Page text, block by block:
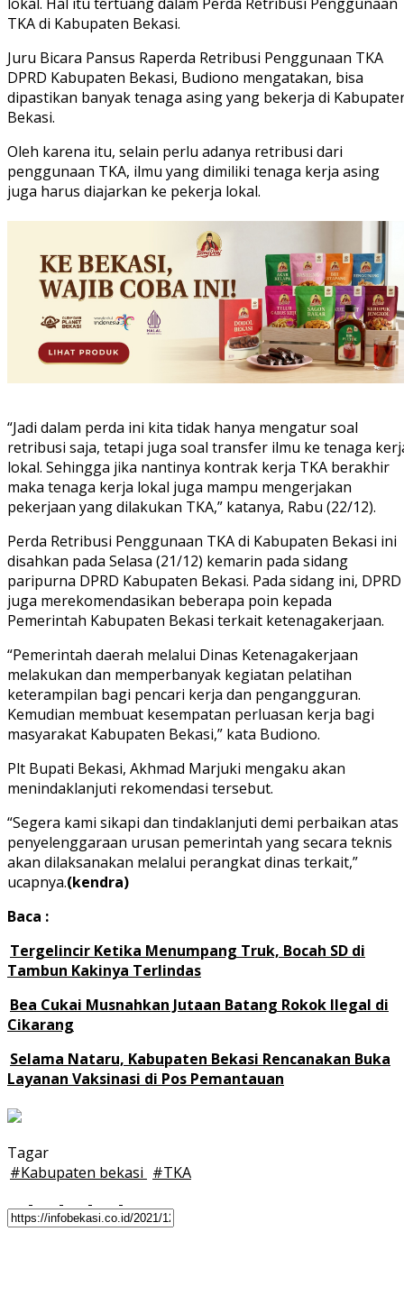
lokal. Hal itu tertuang dalam Perda Retribusi Penggunaan
TKA di Kabupaten Bekasi.
Juru Bicara Pansus Raperda Retribusi Penggunaan TKA
DPRD Kabupaten Bekasi, Budiono mengatakan, bisa
dipastikan banyak tenaga asing yang bekerja di
Bekasi.
Oleh karena itu, selain perlu adanya retribusi dari
penggunaan TKA, ilmu yang dimiliki tenaga kerja asing
juga harus diajarkan ke pekerja lokal.
“Jadi dalam perda ini kita tidak hanya mengatur soal
retribusi saja, tetapi juga soal transfer ilmu ke tenaga
lokal. Sehingga jika nantinya kontrak kerja TKA berakhir
maka tenaga kerja lokal juga mampu mengerjakan
pekerjaan yang dilakukan TKA,” katanya, Rabu (22/12).
Perda Retribusi Penggunaan TKA di Kabupaten Bekasi ini
disahkan pada Selasa (21/12) kemarin pada sidang
paripurna DPRD Kabupaten Bekasi. Pada sidang ini, DPRD
juga merekomendasikan beberapa poin kepada
Pemerintah Kabupaten Bekasi terkait ketenagakerjaan.
“Pemerintah daerah melalui Dinas Ketenagakerjaan
melakukan dan memperbanyak kegiatan pelatihan
keterampilan bagi pencari kerja dan pengangguran.
Kemudian membuat kesempatan perluasan kerja bagi
masyarakat Kabupaten Bekasi,” kata Budiono.
Plt Bupati Bekasi, Akhmad Marjuki mengaku akan
menindaklanjuti rekomendasi tersebut.
“Segera kami sikapi dan tindaklanjuti demi perbaikan atas
penyelenggaraan urusan pemerintah yang secara teknis
akan dilaksanakan melalui perangkat dinas terkait,”
ucapnya.(kendra)
Baca :
Tergelincir Ketika Menumpang Truk, Bocah SD di
Tambun Kakinya Terlindas
Bea Cukai Musnahkan Jutaan Batang Rokok Ilegal di
Cikarang
Selama Nataru, Kabupaten Bekasi Rencanakan Buka
Layanan Vaksinasi di Pos Pemantauan
Tagar
#Kabupaten bekasi #TKA